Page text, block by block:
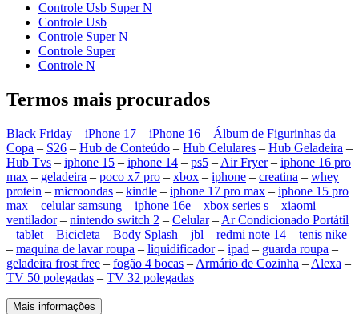
Controle Usb Super N
Controle Usb
Controle Super N
Controle Super
Controle N
Termos mais procurados
Black Friday – iPhone 17 – iPhone 16 – Álbum de Figurinhas da
Copa – S26 – Hub de Conteúdo – Hub Celulares – Hub Geladeira –
Hub Tvs – iphone 15 – iphone 14 – ps5 – Air Fryer– iphone 16 pro
max – geladeira – poco x7 pro – xbox – iphone – creatina – whey
protein – microondas – kindle – iphone 17 pro max – iphone 15 pro
max – celular samsung – iphone 16e – xbox series s – xiaomi –
ventilador– nintendo switch 2 – Celular– Ar Condicionado Portátil
– tablet – Bicicleta – Body Splash – jbl – redmi note 14 – tenis nike
– maquina de lavar roupa – liquidificador– ipad – guarda roupa –
geladeira frost free – fogão 4 bocas – Armário de Cozinha – Alexa –
TV 50 polegadas – TV 32 polegadas
Mais informações